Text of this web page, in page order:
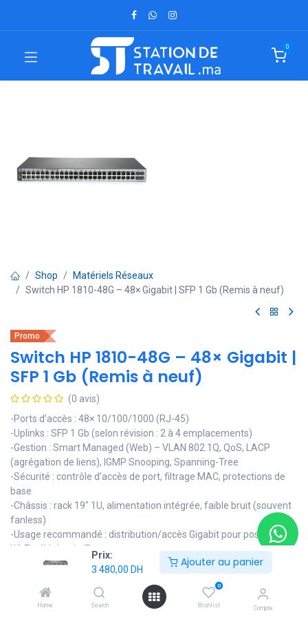
Prix:
3 480,00 DH
Ajouter au panier
Home Search
0
Wishlist Compte
0
Shop
Matériels Réseaux
Switch HP 1810-48G – 48× Gigabit | SFP 1 Gb (Remis à neuf)
Promo
Switch HP 1810-48G – 48× Gigabit |
SFP 1 Gb (Remis à neuf)
(0 avis)
-Ports d’accès : 48× 10/100/1000 (RJ-45)
-Uplinks : SFP 1 Gb (selon révision : 2 à 4 emplacements)
-Gestion : Smart Managed (Web) – VLAN 802.1Q, QoS, LACP
(agrégation de liens), IGMP Snooping, Spanning-Tree
-Sécurité : contrôle d’accès de port, filtrage MAC, protections de
base
-Châssis : rack 19" 1U, alimentation intégrée, faible bruit (souvent
fanless)
-Usage recommandé : distribution/accès Gigabit pour postes, AP
Wi-Fi, téléphonie IP
-État : Remis à neuf — testé et vérifié
3 480,00 DH